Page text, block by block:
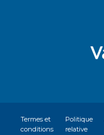
Termes et
conditions
Politique
relative